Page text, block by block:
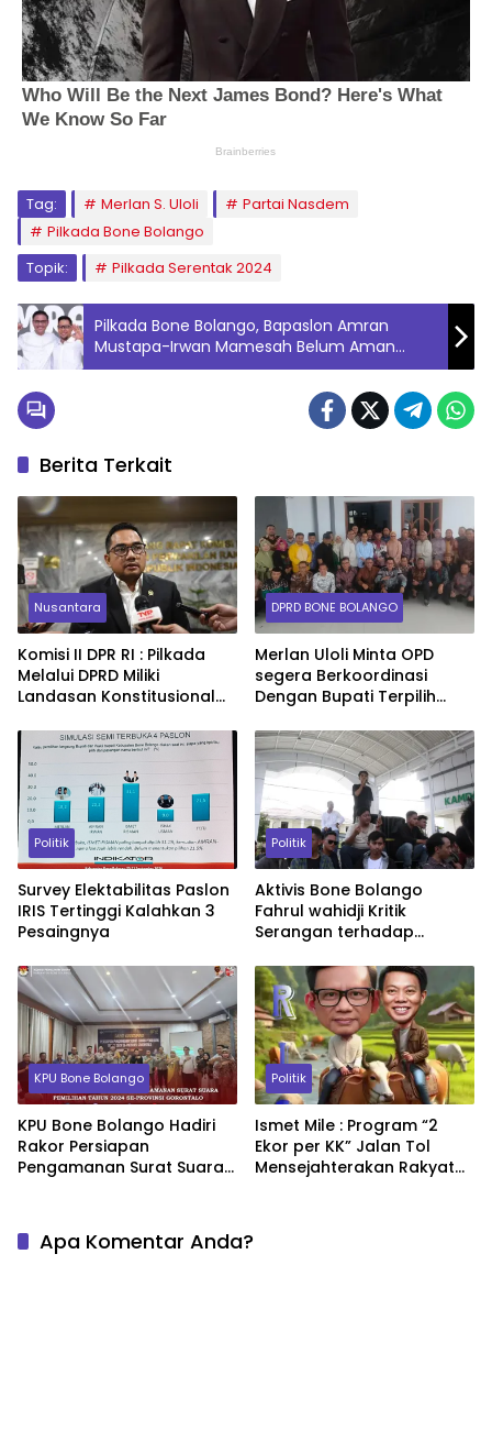
Tag: Merlan S. Uloli
Partai Nasdem
Pilkada Bone Bolango
Topik:
Pilkada Serentak 2024
Pilkada Bone Bolango, Bapaslon Amran
Mustapa-Irwan Mamesah Belum Aman
Lewat Jalur Independen
Berita Terkait
Nusantara
Komisi II DPR RI : Pilkada
Melalui DPRD Miliki
Landasan Konstitusional
DPRD BONE BOLANGO
Merlan Uloli Minta OPD
segera Berkoordinasi
Dengan Bupati Terpilih
Risman Tolingguhu
Politik
Survey Elektabilitas Paslon
IRIS Tertinggi Kalahkan 3
Pesaingnya
Politik
Aktivis Bone Bolango
Fahrul wahidji Kritik
Serangan terhadap
Lawan Tidak Mampu Jual
Nama Paslon Sendiri
KPU Bone Bolango
KPU Bone Bolango Hadiri
Rakor Persiapan
Pengamanan Surat Suara
Politik
Ismet Mile : Program “2
Ekor per KK” Jalan Tol
Mensejahterakan Rakyat
Apa Komentar Anda?